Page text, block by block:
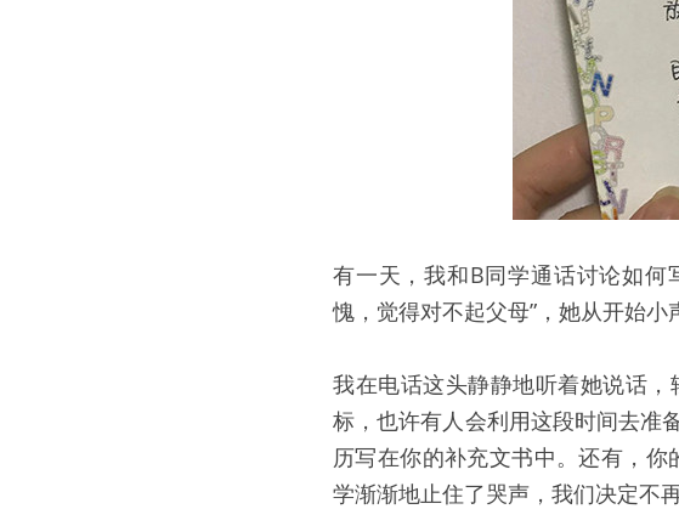
有一天，我和B同学通话讨论如何
愧，觉得对不起父母”，她从开始小
我在电话这头静静地听着她说话
标，也许有人会利用这段时间去准
历写在你的补充文书中。还有，
学渐渐地止住了哭声，我们决定不